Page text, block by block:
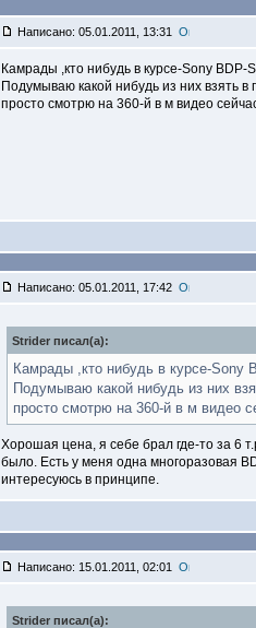
Написано: 05.01.2011, 13:31
Камрады ,кто нибудь в курсе-Sony
Подумываю какой нибудь из них взять в
просто смотрю на 360-й в м видео
Написано: 05.01.2011, 17:42
Strider писал(a):
Камрады ,кто нибудь в курсе-Sony
Подумываю какой нибудь из них
просто смотрю на 360-й в м видео
Хорошая цена, я себе брал где-то за 6
было. Есть у меня одна многоразовая
интересуюсь в принципе.
Написано: 15.01.2011, 02:01
Strider писал(a):